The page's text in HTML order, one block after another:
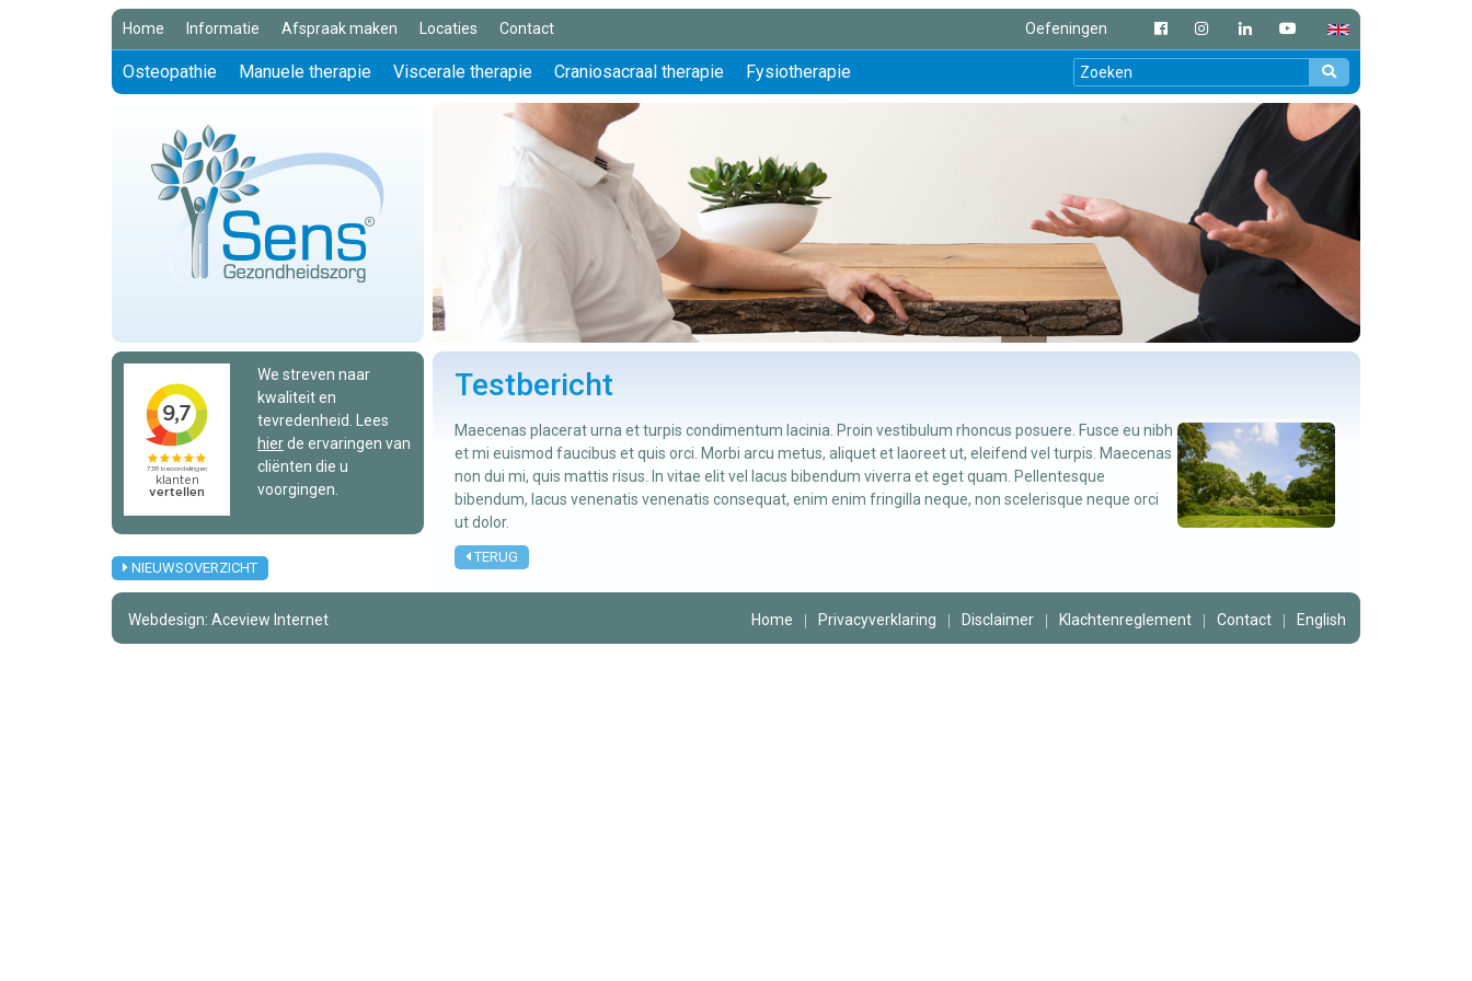
Home Informatie Afspraak maken Locaties Contact Oefeningen
Osteopathie Manuele therapie Viscerale therapie Craniosacraal therapie Fysiotherapie
Testbericht
Maecenas placerat urna et turpis condimentum lacinia. Proin vestibulum rhoncus posuere. Fusce eu nibh
et mi euismod faucibus et quis orci. Morbi arcu metus, aliquet et laoreet ut, eleifend vel turpis. Maecenas
non dui mi, quis mattis risus. In vitae elit vel lacus bibendum viverra et eget quam. Pellentesque
bibendum, lacus venenatis venenatis consequat, enim enim fringilla neque, non scelerisque neque orci
ut dolor.
TERUG
We streven naar
kwaliteit en
tevredenheid. Lees
hierde ervaringen van
cliënten die u
voorgingen.
NIEUWSOVERZICHT
Home Privacyverklaring Disclaimer Klachtenreglement Contact English
Webdesign: Aceview Internet